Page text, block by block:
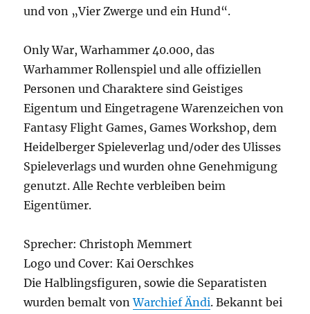
und von „Vier Zwerge und ein Hund“.
Only War, Warhammer 40.000, das
Warhammer Rollenspiel und alle offiziellen
Personen und Charaktere sind Geistiges
Eigentum und Eingetragene Warenzeichen von
Fantasy Flight Games, Games Workshop, dem
Heidelberger Spieleverlag und/oder des Ulisses
Spieleverlags und wurden ohne Genehmigung
genutzt. Alle Rechte verbleiben beim
Eigentümer.
Sprecher: Christoph Memmert
Logo und Cover: Kai Oerschkes
Die Halblingsfiguren, sowie die Separatisten
wurden bemalt vonWarchief Ändi. Bekannt bei